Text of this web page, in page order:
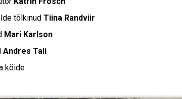
tõlkinud Tiina Randviir
Mari Karlson
Andres Tali
köide